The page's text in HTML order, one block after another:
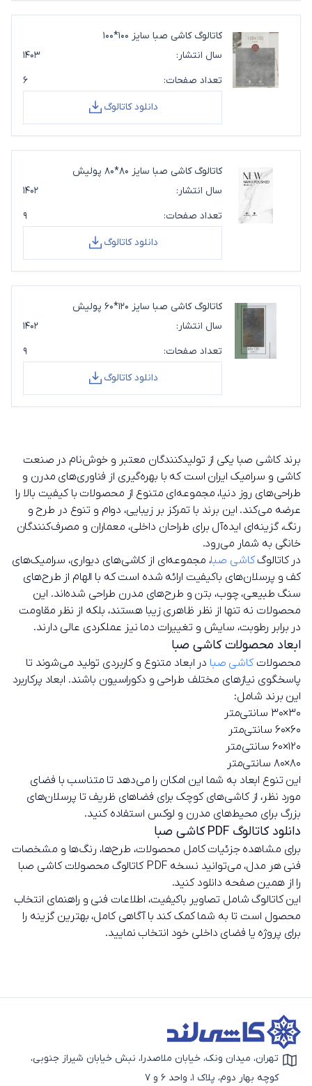
کاتالوگ کاشی صبا سایز 100*100
سال انتشار:
۱۴۰۳
تعداد صفحات:
۶
دانلود کاتالوگ
کاتالوگ کاشی صبا سایز 80*80 پولیش
سال انتشار:
۱۴۰۲
تعداد صفحات:
۹
دانلود کاتالوگ
کاتالوگ کاشی صبا سایز 120*60 پولیش
سال انتشار:
۱۴۰۲
تعداد صفحات:
۹
دانلود کاتالوگ
برند کاشی صبا یکی از تولیدکنندگان معتبر و خوش‌نام در صنعت
کاشی و سرامیک ایران است که با بهره‌گیری از فناوری‌های مدرن و
طراحی‌های روز دنیا، مجموعه‌ای متنوع از محصولات با کیفیت بالا را
عرضه می‌کند. این برند با تمرکز بر زیبایی، دوام و تنوع در طرح و
رنگ، گزینه‌ای ایده‌آل برای طراحان داخلی، معماران و مصرف‌کنندگان
خانگی به شمار می‌رود.
در کاتالوگکاشی صبا، مجموعه‌ای از کاشی‌های دیواری، سرامیک‌های
کف و پرسلان‌های باکیفیت ارائه شده است که با الهام از طرح‌های
سنگ طبیعی، چوب، بتن و طرح‌های مدرن طراحی شده‌اند. این
محصولات نه تنها از نظر ظاهری زیبا هستند، بلکه از نظر مقاومت
در برابر رطوبت، سایش و تغییرات دما نیز عملکردی عالی دارند.
ابعاد محصولات کاشی صبا
محصولاتکاشی صبا در ابعاد متنوع و کاربردی تولید می‌شوند تا
پاسخگوی نیازهای مختلف طراحی و دکوراسیون باشند. ابعاد پرکاربرد
این برند شامل:
۳۰×۳۰ سانتی‌متر
۶۰×۶۰ سانتی‌متر
12۰×6۰ سانتی‌متر
۸۰×۸۰ سانتی‌متر
این تنوع ابعاد به شما این امکان را می‌دهد تا متناسب با فضای
مورد نظر، از کاشی‌های کوچک برای فضاهای ظریف تا پرسلان‌های
بزرگ برای محیط‌های مدرن و لوکس استفاده کنید.
دانلود کاتالوگ PDF کاشی صبا
برای مشاهده جزئیات کامل محصولات، طرح‌ها، رنگ‌ها و مشخصات
فنی هر مدل، می‌توانید نسخه PDF کاتالوگ محصولات کاشی صبا
را از همین صفحه دانلود کنید.
این کاتالوگ شامل تصاویر باکیفیت، اطلاعات فنی و راهنمای انتخاب
محصول است تا به شما کمک کند با آگاهی کامل، بهترین گزینه را
برای پروژه یا فضای داخلی خود انتخاب نمایید.
آیکون نقشه
تهران، میدان ونک، خیابان ملاصدرا، نبش خیابان شیراز جنوبی،
کوچه بهار دوم، پلاک 1، واحد 6 و 7